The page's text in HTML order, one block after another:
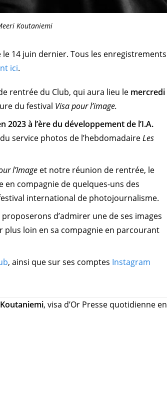
Koutaniemi
le 14 juin dernier. Tous les enregistrements
ici.
rentrée du Club, qui aura lieu le mercredi
du festival Visa pour l’image.
2023 à l’ère du développement de l’I.A.
service photos de l’hebdomadaireLes
l’Image et notre réunion de rentrée, le
en compagnie de quelques-uns des
international de photojournalisme.
d’admirer une de ses images
plus loin en sa compagnie en parcourant
, ainsi que sur ses comptes Instagram
, visa d’Or Presse quotidienne en